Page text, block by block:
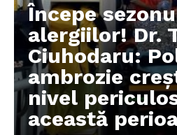
Începe
alergiilor! Dr.
Ciuhodaru:
ambrozie
nivel
această